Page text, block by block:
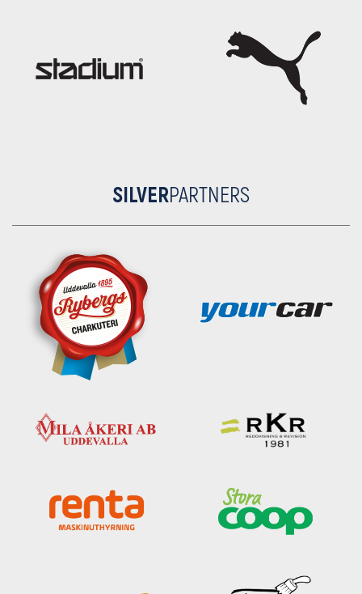
SILVERPARTNERS